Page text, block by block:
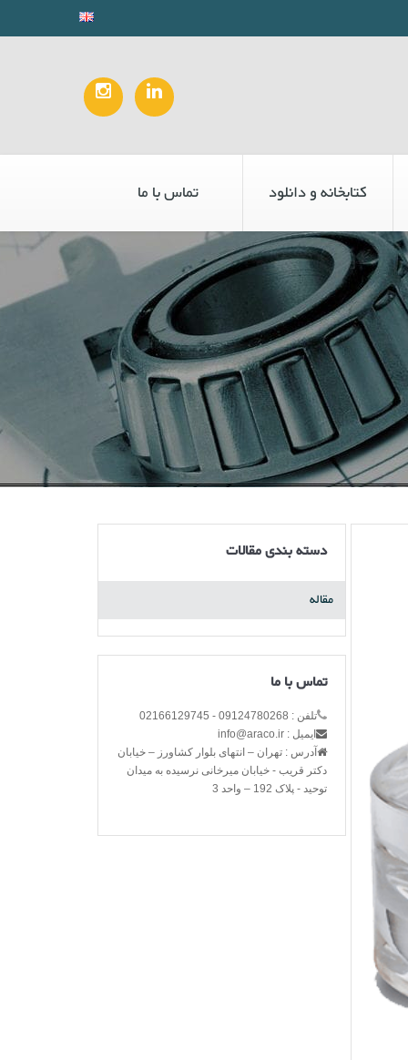
کتابخانه و دانلود تماس با ما
دسته بندی مقالات
مقاله
تماس با ما
تلفن : 09124780268 - 02166129745
ایمیل : info@araco.ir
آدرس : تهران – انتهای بلوار کشاورز – خیابان
دکتر قریب - خیابان میرخانی نرسیده به میدان
توحید - پلاک 192 – واحد 3